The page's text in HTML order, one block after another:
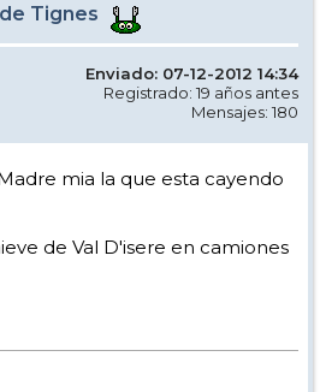
Tignes
Enviado: 07-12-2012 14:34
Registrado: 19 años antes
Mensajes: 180
mia la que esta cayendo
de Val D'isere en camiones